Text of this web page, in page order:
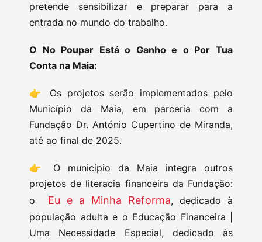
pretende sensibilizar e preparar para a
entrada no mundo do trabalho.
O No Poupar Está o Ganho e o Por Tua
Conta na Maia:
👉 Os projetos serão implementados pelo
Município da Maia, em parceria com a
Fundação Dr. António Cupertino de Miranda,
até ao final de 2025.
👉 O município da Maia integra outros
projetos de literacia financeira da Fundação:
o Eu e a Minha Reforma, dedicado à
população adulta e o Educação Financeira |
Uma Necessidade Especial, dedicado às